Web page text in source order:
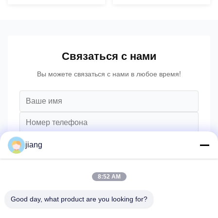
Связаться с нами
Вы можете связаться с нами в любое время!
jiang
8:52 AM
Good day, what product are you looking for?